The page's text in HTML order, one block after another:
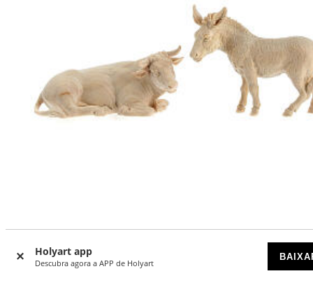
Holyart app
Descubra agora a APP de Holyart
cembro natural 10 cm
DISPONÍVEL